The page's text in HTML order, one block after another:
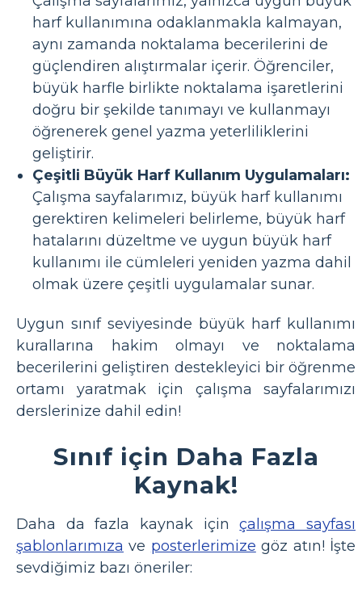
harf kullanımına odaklanmakla kalmayan,
aynı zamanda noktalama becerilerini de
güçlendiren alıştırmalar içerir. Öğrenciler,
büyük harfle birlikte noktalama işaretlerini
doğru bir şekilde tanımayı ve kullanmayı
öğrenerek genel yazma yeterliliklerini
geliştirir.
Çeşitli Büyük Harf Kullanım Uygulamaları:
Çalışma sayfalarımız, büyük harf kullanımı
gerektiren kelimeleri belirleme, büyük harf
hatalarını düzeltme ve uygun büyük harf
kullanımı ile cümleleri yeniden yazma dahil
olmak üzere çeşitli uygulamalar sunar.
Uygun sınıf seviyesinde büyük harf kullanımı
kurallarına hakim olmayı ve noktalama
becerilerini geliştiren destekleyici bir öğrenme
ortamı yaratmak için çalışma sayfalarımızı
derslerinize dahil edin!
Sınıf için Daha Fazla
Kaynak!
Daha da fazla kaynak içinçalışma sayfası
şablonlarımıza ve posterlerimize göz atın! İşte
sevdiğimiz bazı öneriler: